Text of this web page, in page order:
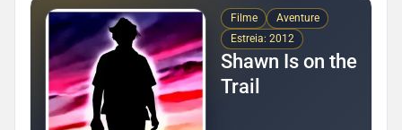
Filme
Aventure
Estreia: 2012
Shawn Is on the
Trail